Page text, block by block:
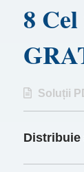
8
Soluții
Distribuie